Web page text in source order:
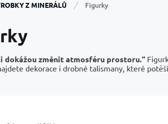
Z MINERÁLŮ Figurky
dokážou změnit atmosféru prostoru.“
dekorace i drobné talismany, které